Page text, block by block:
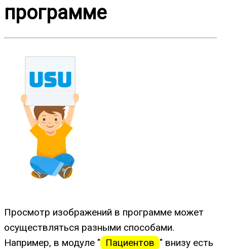
программе
Просмотр изображений в программе может
осуществляться разными способами.
Например, в модуле " Пациентов " внизу есть